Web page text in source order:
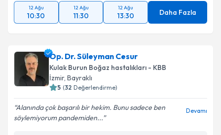
12 Ağu
10:30
12 Ağu
11:30
12 Ağu
13:30 Daha Fazla
Op. Dr. Süleyman Cesur
Kulak Burun Boğaz hastalıkları - KBB
İzmir, Bayraklı
5 (32 Değerlendirme)
Alanında çok başarılı bir hekim. Bunu sadece ben
söylemiyorum pandemiden...
Devamı